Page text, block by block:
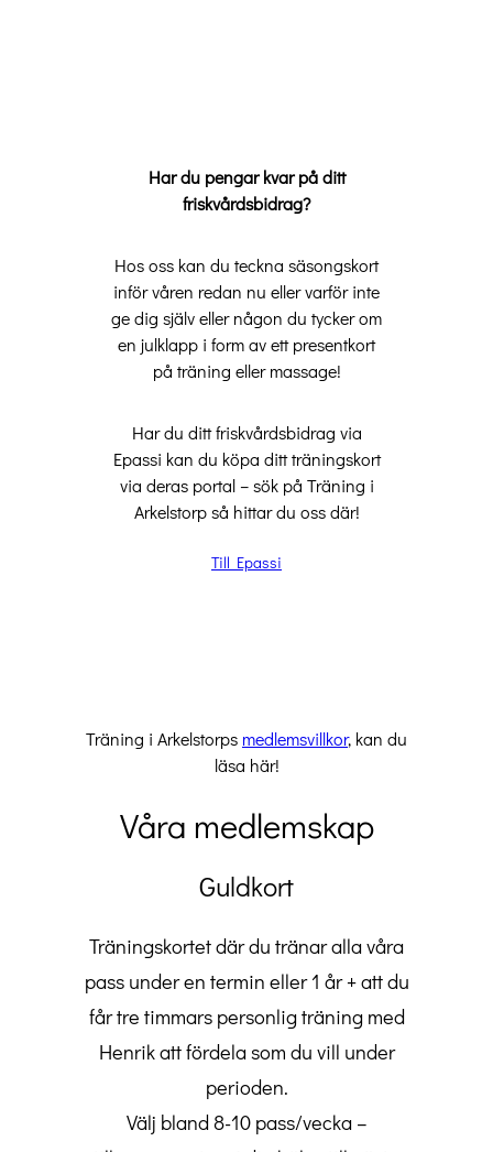
Har du pengar kvar på ditt
friskvårdsbidrag?
Hos oss kan du teckna säsongskort
inför våren redan nu eller varför inte
ge dig själv eller någon du tycker om
en julklapp i form av ett presentkort
på träning eller massage!
Har du ditt friskvårdsbidrag via
Epassi kan du köpa ditt träningskort
via deras portal – sök på Träning i
Arkelstorp så hittar du oss där!
Till Epassi
Träning i Arkelstorps medlemsvillkor, kan du
läsa här!
Våra medlemskap
Guldkort
Träningskortet där du tränar alla våra
pass under en termin eller 1 år + att du
får tre timmars personlig träning med
Henrik att fördela som du vill under
perioden.
Välj bland 8-10 pass/vecka –